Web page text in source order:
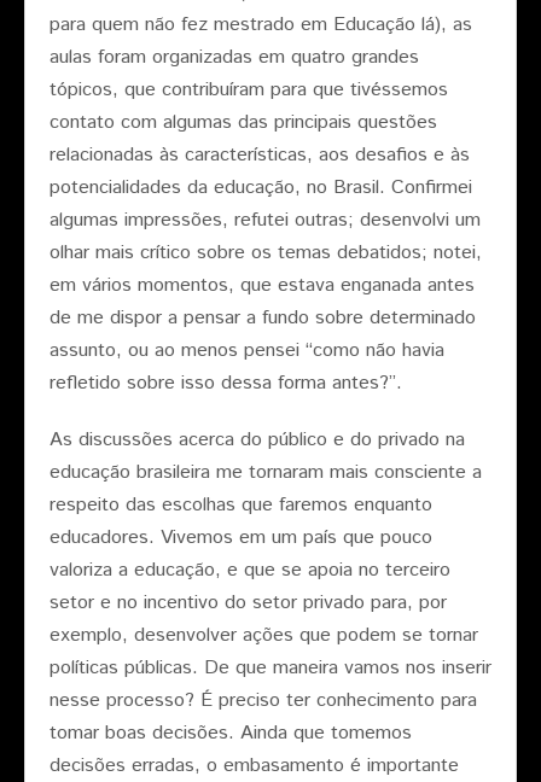
para quem não fez mestrado em Educação lá), as
aulas foram organizadas em quatro grandes
tópicos, que contribuíram para que tivéssemos
contato com algumas das principais questões
relacionadas às características, aos desafios e às
potencialidades da educação, no Brasil. Confirmei
algumas impressões, refutei outras; desenvolvi um
olhar mais crítico sobre os temas debatidos; notei,
em vários momentos, que estava enganada antes
de me dispor a pensar a fundo sobre determinado
assunto, ou ao menos pensei “como não havia
refletido sobre isso dessa forma antes?”.
As discussões acerca do público e do privado na
educação brasileira me tornaram mais consciente a
respeito das escolhas que faremos enquanto
educadores. Vivemos em um país que pouco
valoriza a educação, e que se apoia no terceiro
setor e no incentivo do setor privado para, por
exemplo, desenvolver ações que podem se tornar
políticas públicas. De que maneira vamos nos inserir
nesse processo? É preciso ter conhecimento para
tomar boas decisões. Ainda que tomemos
decisões erradas, o embasamento é importante